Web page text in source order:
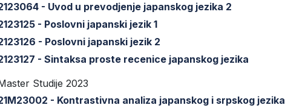
- Uvod u prevodjenje japanskog jezika 2
- Poslovni japanski jezik 1
- Poslovni japanski jezik 2
- Sintaksa proste recenice japanskog jezika
Studije 2023
- Kontrastivna analiza japanskog i srpskog jezika